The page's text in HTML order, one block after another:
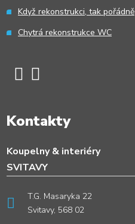
Když rekonstrukci, tak pořádně
Chytrá rekonstrukce WC
Kontakty
Koupelny & interiéry
SVITAVY
T.G. Masaryka 22
Svitavy, 568 02